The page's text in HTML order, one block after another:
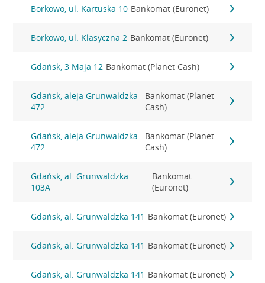
Borkowo, ul. Kartuska 10 Bankomat (Euronet)
Borkowo, ul. Klasyczna 2 Bankomat (Euronet)
Gdańsk, 3 Maja 12 Bankomat (Planet Cash)
Gdańsk, aleja Grunwaldzka
472
Bankomat (Planet
Cash)
Gdańsk, aleja Grunwaldzka
472
Bankomat (Planet
Cash)
Gdańsk, al. Grunwaldzka
103A
Bankomat
(Euronet)
Gdańsk, al. Grunwaldzka 141 Bankomat (Euronet)
Gdańsk, al. Grunwaldzka 141 Bankomat (Euronet)
Gdańsk, al. Grunwaldzka 141 Bankomat (Euronet)